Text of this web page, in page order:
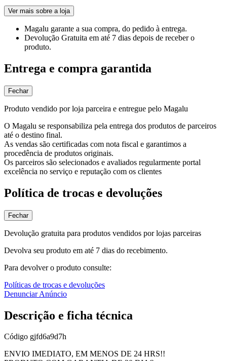
Ver mais sobre a loja
Magalu garante a sua compra, do pedido à entrega.
Devolução Gratuita em até 7 dias depois de receber o
produto.
Entrega e compra garantida
Fechar
Produto vendido por loja parceira e entregue pelo Magalu
O Magalu se responsabiliza pela entrega dos produtos de parceiros
até o destino final.
As vendas são certificadas com nota fiscal e garantimos a
procedência de produtos originais.
Os parceiros são selecionados e avaliados regularmente portal
excelência no serviço e reputação com os clientes
Política de trocas e devoluções
Fechar
Devolução gratuita para produtos vendidos por lojas parceiras
Devolva seu produto em até 7 dias do recebimento.
Para devolver o produto consulte:
Políticas de trocas e devoluções
Denunciar Anúncio
Descrição e ficha técnica
Código gjfd6a9d7h
ENVIO IMEDIATO, EM MENOS DE 24 HRS!!